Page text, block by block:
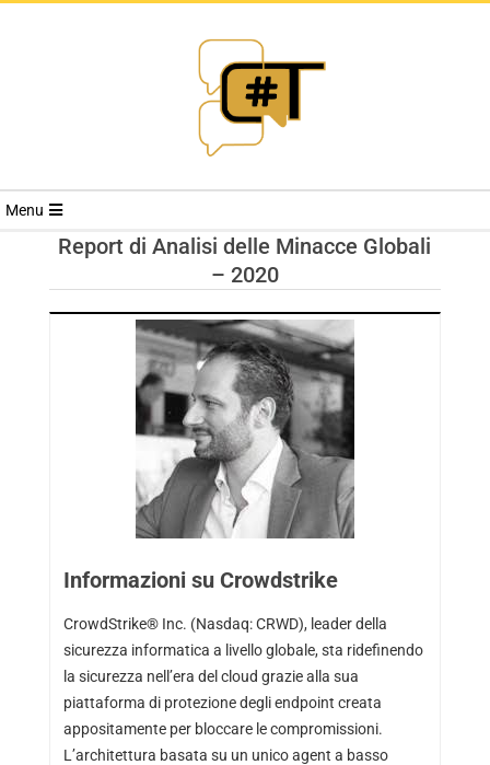
RIVISTA
TRENDS
Menu
Report di Analisi delle Minacce Globali
– 2020
Informazioni su Crowdstrike
CrowdStrike® Inc. (Nasdaq: CRWD), leader della
sicurezza informatica a livello globale, sta ridefinendo
la sicurezza nell’era del cloud grazie alla sua
piattaforma di protezione degli endpoint creata
appositamente per bloccare le compromissioni.
L’architettura basata su un unico agent a basso